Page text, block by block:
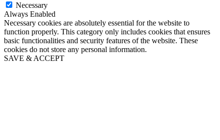
Necessary
Always Enabled
Necessary cookies are absolutely essential for the website to
function properly. This category only includes cookies that ensures
basic functionalities and security features of the website. These
cookies do not store any personal information.
SAVE & ACCEPT